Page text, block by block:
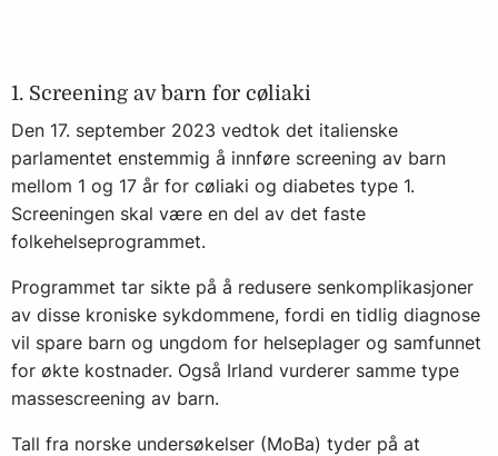
1. Screening av barn for cøliaki
Den 17. september 2023 vedtok det italienske
parlamentet enstemmig å innføre screening av barn
mellom 1 og 17 år for cøliaki og diabetes type 1.
Screeningen skal være en del av det faste
folkehelseprogrammet.
Programmet tar sikte på å redusere senkomplikasjoner
av disse kroniske sykdommene, fordi en tidlig diagnose
vil spare barn og ungdom for helseplager og samfunnet
for økte kostnader. Også Irland vurderer samme type
massescreening av barn.
Tall fra norske undersøkelser (MoBa) tyder på at